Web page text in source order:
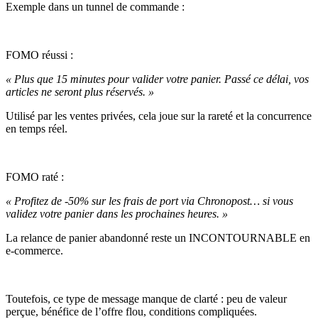
Exemple dans un tunnel de commande :
FOMO réussi :
« Plus que 15 minutes pour valider votre panier. Passé ce délai, vos
articles ne seront plus réservés. »
Utilisé par les ventes privées, cela joue sur la rareté et la concurrence
en temps réel.
FOMO raté :
« Profitez de -50% sur les frais de port via Chronopost… si vous
validez votre panier dans les prochaines heures. »
La relance de panier abandonné reste un INCONTOURNABLE en
e-commerce.
Toutefois, ce type de message manque de clarté : peu de valeur
perçue, bénéfice de l’offre flou, conditions compliquées.